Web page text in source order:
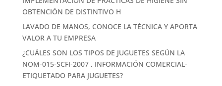
OBTENCIÓN DE DISTINTIVO H
LAVADO DE MANOS, CONOCE LA TÉCNICA Y APORTA
VALOR A TU EMPRESA
¿CUÁLES SON LOS TIPOS DE JUGUETES SEGÚN LA
NOM-015-SCFI-2007 , INFORMACIÓN COMERCIAL-
ETIQUETADO PARA JUGUETES?